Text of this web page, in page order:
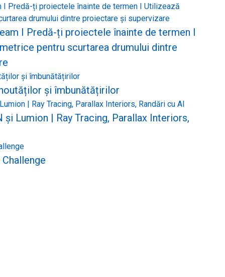
I Predă-ți proiectele înainte de termen I
pentru scurtarea drumului dintre
și îmbunătățirilor
Lumion | Ray Tracing, Parallax Interiors,